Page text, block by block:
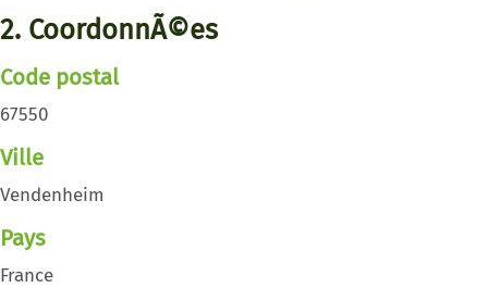
2. CoordonnÃ©es
Code postal
67550
Ville
Vendenheim
Pays
France